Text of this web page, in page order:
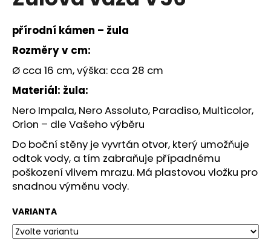
5
hvězdiček.
přírodní kámen – žula
Rozměry v cm:
Ø cca 16 cm, výška: cca 28 cm
Materiál: žula:
Nero Impala, Nero Assoluto, Paradiso, Multicolor,
Orion – dle Vašeho výběru
Do boční stěny je vyvrtán otvor, který umožňuje
odtok vody, a tím zabraňuje případnému
poškození vlivem mrazu. Má plastovou vložku pro
snadnou výměnu vody.
VARIANTA
j
í
t
?
HLEDAT
D
o
p
o